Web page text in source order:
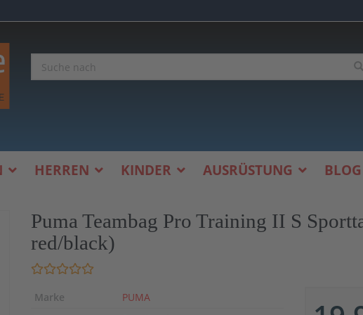
HERREN KINDER AUSRÜSTUNG BLOG
Puma Teambag Pro Training II S
red/black)
Marke
PUMA